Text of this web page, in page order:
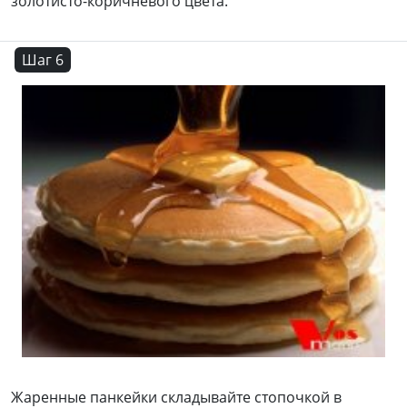
Шаг 6
Жаренные панкейки складывайте стопочкой в